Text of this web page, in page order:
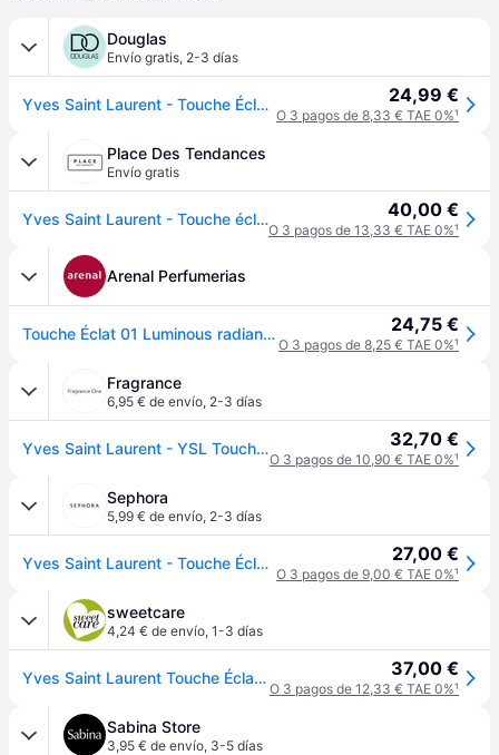
Douglas
Envío gratis, 2-3 días
Yves Saint Laurent - Touche Éclat Stylo Correctores 2.5 ml 1 - Luminous Radiance 24,99 €
O 3 pagos de 8,33 € TAE 0%¹
Place Des Tendances
Envío gratis
Yves Saint Laurent - Touche éclat le stylo - Argent 40,00 €
O 3 pagos de 13,33 € TAE 0%¹
Arenal Perfumerias
Touche Éclat 01 Luminous radiance 24,75 €
O 3 pagos de 8,25 € TAE 0%¹
Fragrance
6,95 € de envío, 2-3 días
Yves Saint Laurent - YSL Touche Eclat Radiant Touch 01 Rose Lumière Iluminador Corrector 2.5 ml Mujer 32,70 €
O 3 pagos de 10,90 € TAE 0%¹
Sephora
5,99 € de envío, 2-3 días
Yves Saint Laurent - Touche Éclat - Iluminador 27,00 €
O 3 pagos de 9,00 € TAE 0%¹
sweetcare
4,24 € de envío, 1-3 días
Yves Saint Laurent Touche Éclat Disimular, iluminar, contornear 2,5mL 1 Luminous Radiance 37,00 €
O 3 pagos de 12,33 € TAE 0%¹
Sabina Store
3,95 € de envío, 3-5 días